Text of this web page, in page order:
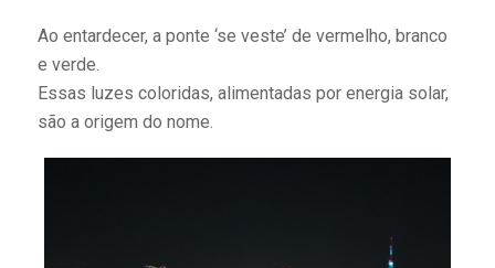
Ao entardecer, a ponte ‘se veste’ de vermelho, branco
e verde.
Essas luzes coloridas, alimentadas por energia solar,
são a origem do nome.